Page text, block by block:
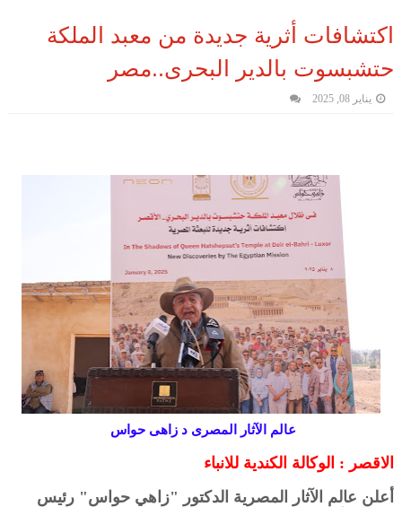
اكتشافات أثرية جديدة من معبد الملكة
حتشبسوت بالدير البحرى..مصر
يناير 08, 2025
عالم الآثار المصرى د زاهى حواس
الاقصر : الوكالة الكندية للانباء
أعلن عالم الآثار المصرية الدكتور "زاهي حواس" رئيس